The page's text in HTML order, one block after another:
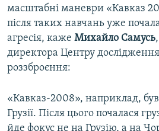
масштабні маневри «Кавказ
після таких навчань уже
агресія, каже Михайло Самусь
директора Центру дослідження
роззброєння:
«Кавказ-2008», наприклад,
Грузії. Після цього почалася
йде фокус не на Грузію, а на